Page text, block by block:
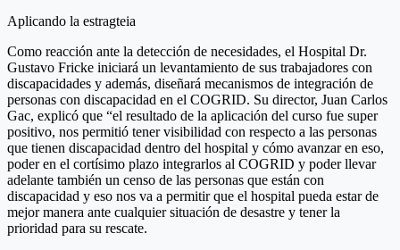
Aplicando la estragteia
Como reacción ante la detección de necesidades, el Hospital Dr.
Gustavo Fricke iniciará un levantamiento de sus trabajadores con
discapacidades y además, diseñará mecanismos de integración de
personas con discapacidad en el COGRID. Su director, Juan Carlos
Gac, explicó que “el resultado de la aplicación del curso fue super
positivo, nos permitió tener visibilidad con respecto a las personas
que tienen discapacidad dentro del hospital y cómo avanzar en eso,
poder en el cortísimo plazo integrarlos al COGRID y poder llevar
adelante también un censo de las personas que están con
discapacidad y eso nos va a permitir que el hospital pueda estar de
mejor manera ante cualquier situación de desastre y tener la
prioridad para su rescate.